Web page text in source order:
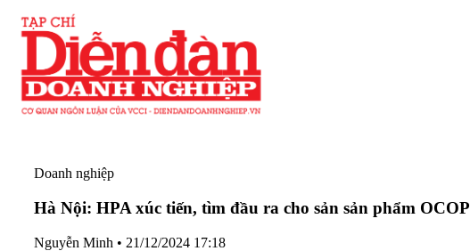
Doanh nghiệp
Hà Nội: HPA xúc tiến, tìm đầu ra cho sản sản phẩm OCOP
Nguyễn Minh • 21/12/2024 17:18